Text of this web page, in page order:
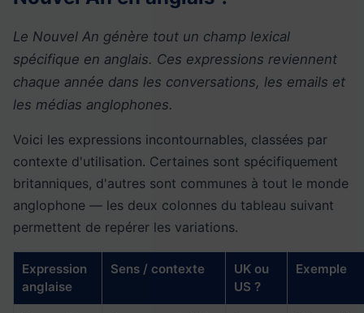
Le Nouvel An génère tout un champ lexical
spécifique en anglais. Ces expressions reviennent
chaque année dans les conversations, les emails et
les médias anglophones.
Voici les expressions incontournables, classées par
contexte d'utilisation. Certaines sont spécifiquement
britanniques, d'autres sont communes à tout le monde
anglophone — les deux colonnes du tableau suivant
permettent de repérer les variations.
Expression
anglaise
Sens / contexte
UK ou
US ?
Exemple